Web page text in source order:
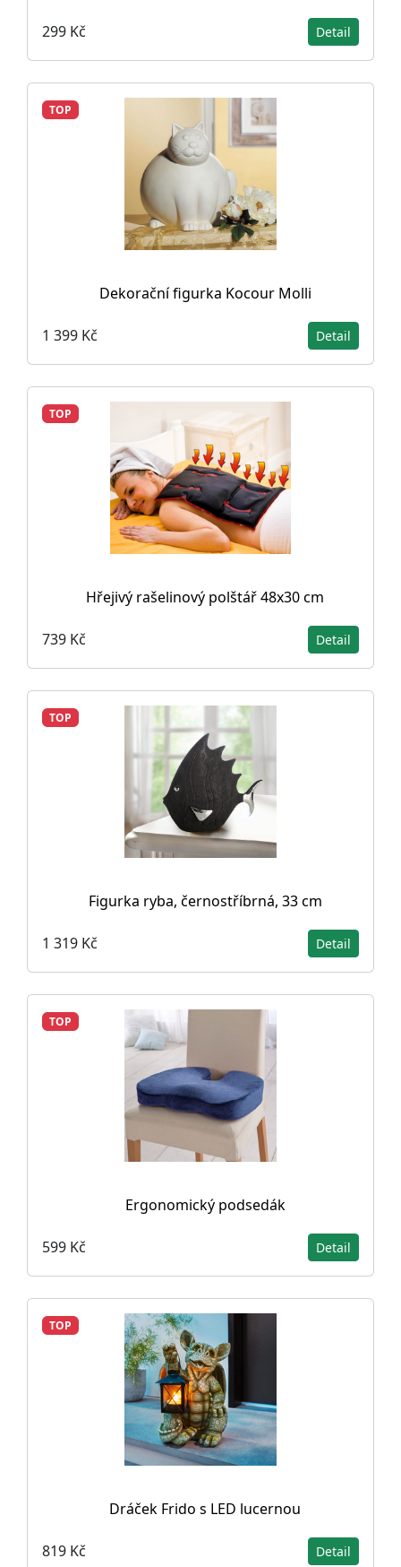
299 Kč Detail
TOP
Dekorační figurka Kocour Molli
1 399 Kč Detail
TOP
Hřejivý rašelinový polštář 48x30 cm
739 Kč Detail
TOP
Figurka ryba, černostříbrná, 33 cm
1 319 Kč Detail
TOP
Ergonomický podsedák
599 Kč Detail
TOP
Dráček Frido s LED lucernou
819 Kč Detail